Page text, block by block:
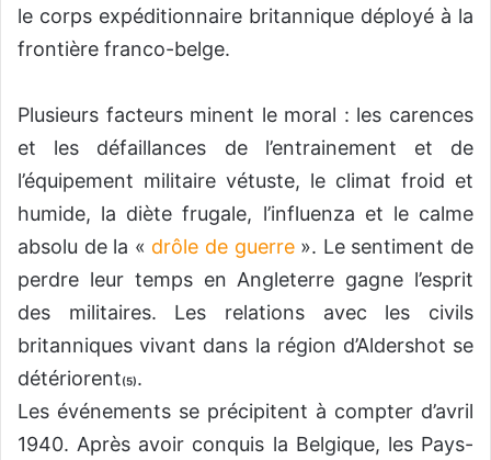
le corps expéditionnaire britannique déployé à la
frontière franco-belge.
Plusieurs facteurs minent le moral : les carences
et les défaillances de l’entrainement et de
l’équipement militaire vétuste, le climat froid et
humide, la diète frugale, l’influenza et le calme
absolu de la « drôle de guerre». Le sentiment de
perdre leur temps en Angleterre gagne l’esprit
des militaires. Les relations avec les civils
britanniques vivant dans la région d’Aldershot se
détériorent(5).
Les événements se précipitent à compter d’avril
1940. Après avoir conquis la Belgique, les Pays-